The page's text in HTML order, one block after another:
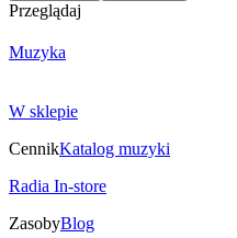
Przeglądaj
Muzyka
W sklepie
CennikKatalog muzyki
Radia In-store
ZasobyBlog